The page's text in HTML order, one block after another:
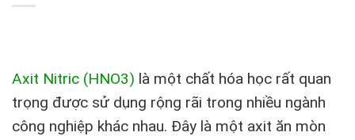
Axit Nitric (HNO3) là một chất hóa học rất quan
trọng được sử dụng rộng rãi trong nhiều ngành
công nghiệp khác nhau. Đây là một axit ăn mòn